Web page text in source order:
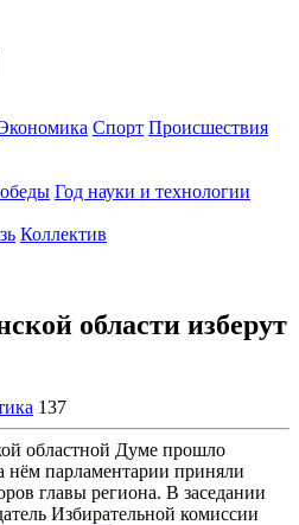
Спорт Происшествия
Год науки и технологии
Коллектив
области изберут
137
областной Думе прошло
нём парламентарии приняли
главы региона. В заседании
Избирательной комиссии